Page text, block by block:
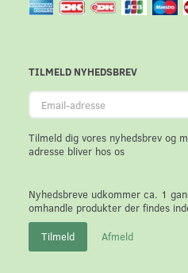
TILMELD NYHEDSBREV
Email-
adresse
Tilmeld dig vores nyhedsbrev og
adresse bliver hos os
Nyhedsbreve udkommer ca. 1
omhandle produkter der findes
Tilmeld Afmeld